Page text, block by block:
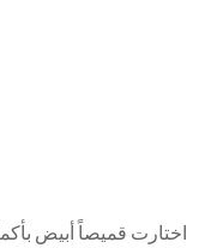
اختارت قميصاً أبيض